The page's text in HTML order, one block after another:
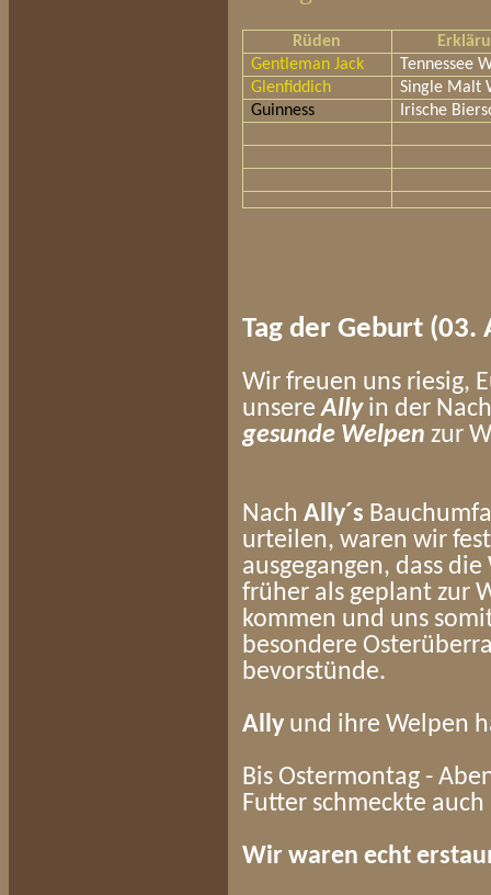
Rüden
Gentleman Jack
Tennessee
Glenfiddich
Single Malt
Guinness
Irische
Tag der Geburt (03.
Wir freuen uns riesig,
unsereAllyin der
gesunde Welpen zur
Nach Ally´s
urteilen, waren wir
ausgegangen, dass
früher als geplant zur
kommen und uns
besondere
bevorstünde.
Ally und ihre Welpen
Bis Ostermontag -
Futter schmeckte
Wir waren echt